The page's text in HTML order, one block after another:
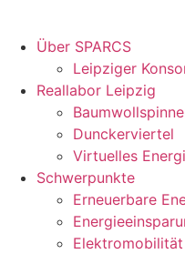
Über SPARCS
Leipziger
Reallabor Leipzig
Dunckerviertel
Virtuelles
Schwerpunkte
Erneuerbare
Elektromobilität